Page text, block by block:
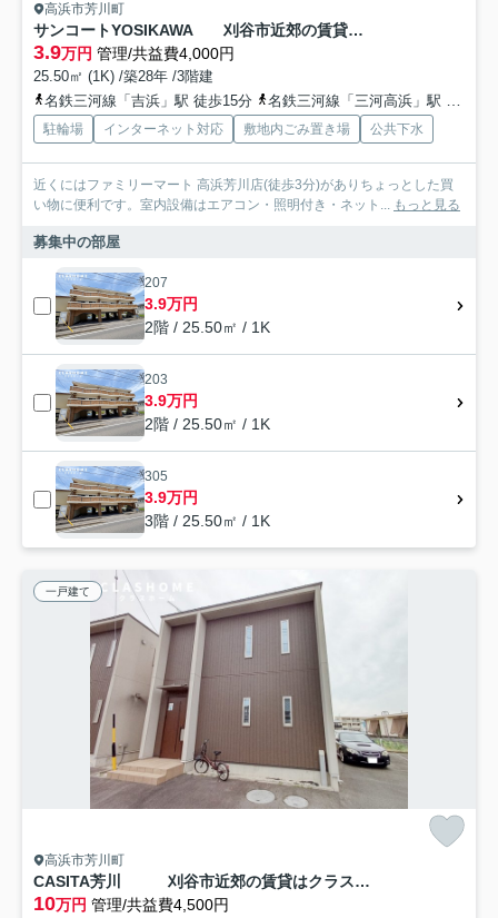
高浜市芳川町
サンコートYOSIKAWA 刈谷市近郊の賃貸ならクラスホーム刈谷店
3.9万円 管理/共益費4,000円
25.50㎡ (1K) /築28年 /3階建
名鉄三河線「吉浜」駅 徒歩15分
名鉄三河線「三河高浜」駅 徒歩15分
駐輪場 インターネット対応 敷地内ごみ置き場 公共下水
近くにはファミリーマート 高浜芳川店(徒歩3分)がありちょっとした買
い物に便利です。室内設備はエアコン・照明付き・ネット... もっと見る
募集中の部屋
207
3.9万円
2階 / 25.50㎡ / 1K
203
3.9万円
2階 / 25.50㎡ / 1K
305
3.9万円
3階 / 25.50㎡ / 1K
一戸建て
高浜市芳川町
CASITA芳川 刈谷市近郊の賃貸はクラスホーム
10万円 管理/共益費4,500円